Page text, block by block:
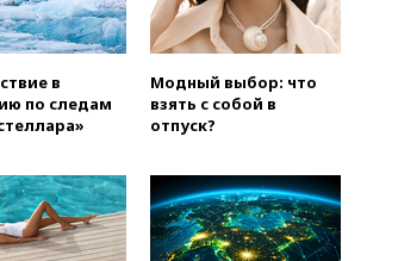
вчера, 21:43В Москве
начались испытания
беспилотного поезда
«Ласточка»
вчера, 21:12 «Зенит» проиграл
дебютанту РПЛ «Родине» со
вчера, 20:44WSJ: Трамп уже
готов прекратить войну с
Ираном без ядерной сделки
в
по следам
Модный выбор: что
взять с собой в
отпуск?